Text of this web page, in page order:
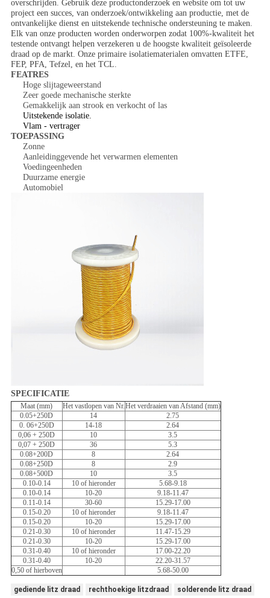
overschrijden. Gebruik deze productonderzoek en website om tot uw
project een succes, van onderzoek/ontwikkeling aan productie, met de
ontvankelijke dienst en uitstekende technische ondersteuning te maken.
Elk van onze producten worden onderworpen zodat 100%-kwaliteit het
testende ontvangt helpen verzekeren u de hoogste kwaliteit geïsoleerde
draad op de markt. Onze primaire isolatiematerialen omvatten ETFE,
FEP, PFA, Tefzel, en het TCL.
FEATRES
Hoge slijtageweerstand
Zeer goede mechanische sterkte
Gemakkelijk aan strook en verkocht of las
Uitstekende isolatie.
Vlam - vertrager
TOEPASSING
Zonne
Aanleidinggevende het verwarmen elementen
Voedingeenheden
Duurzame energie
Automobiel
SPECIFICATIE
Maat (mm) Het vastlopen van Nr.Het verdraaien van Afstand (mm)
0.05+250D
14
2.75
0. 06+250D
14-18
2.64
0,06 + 250D
10
3.5
0,07 + 250D
36
5.3
0.08+200D
8
2.64
0.08+250D
8
2.9
0.08+500D
10
3.5
0.10-0.14
10 of hieronder
5.68-9.18
0.10-0.14
10-20
9.18-11.47
0.11-0.14
30-60
15.29-17.00
0.15-0.20
10 of hieronder
9.18-11.47
0.15-0.20
10-20
15.29-17.00
0.21-0.30
10 of hieronder
11.47-15.29
0.21-0.30
10-20
15.29-17.00
0.31-0.40
10 of hieronder
17.00-22.20
0.31-0.40
10-20
22.20-31.57
0,50 of hierboven
5.68-50.00
gediende litz draad rechthoekige litzdraad solderende litz draad